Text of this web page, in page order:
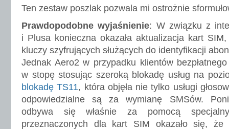
Ten zestaw poszlak pozwala mi ostrożnie
Prawdopodobne wyjaśnienie: W związku z
i Plusa konieczna okazała aktualizacja kart
kluczy szyfrujących służących do identyfikacji
Jednak Aero2 w przypadku klientów
w stopę stosując szeroką blokadę usług na
blokadę TS11, która objęła nie tylko usługi
odpowiedzialne są za wymianę SMSów.
odbywa się właśnie za pomocą
przeznaczonych dla kart SIM okazało się, że